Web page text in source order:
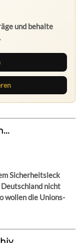
und behalte
Sicherheitsleck
nicht
wollen die Unions-